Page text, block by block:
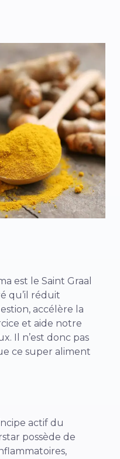
est le Saint Graal
qu’il réduit
accélère la
et aide notre
Il n’est donc pas
ce super aliment
actif du
possède de